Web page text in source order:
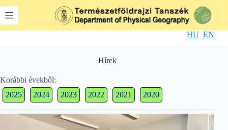
to
content
HU EN
Hírek
Korábbi évekből:
2025
2024 2023 2022 2021 2020